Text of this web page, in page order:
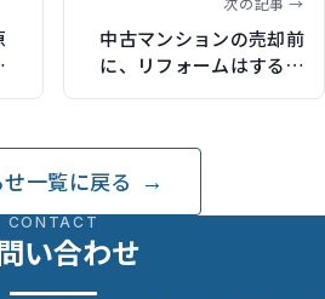
中古マンションの売却前
に、リフォームはするべ
き？（Myアセット様「不
一覧に戻る
CONTACT
い合わせ